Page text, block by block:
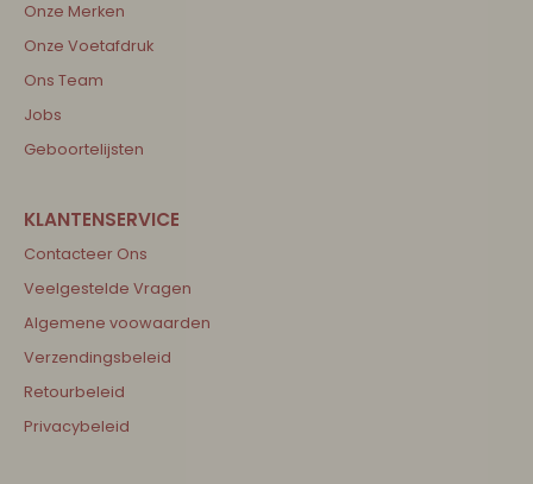
Onze Merken
Onze Voetafdruk
Ons Team
Jobs
Geboortelijsten
Contacteer Ons
Veelgestelde Vragen
Algemene voowaarden
Verzendingsbeleid
Retourbeleid
Privacybeleid